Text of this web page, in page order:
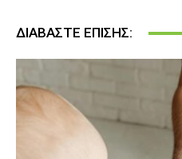
ΔΙΑΒΆΣΤΕ ΕΠΊΣΗΣ: